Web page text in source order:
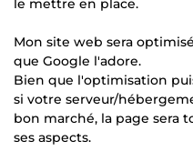
le mettre en place.
Mon site web sera
que Google l'adore.
Bien que l'optimisation
si votre serveur/
bon marché, la page sera
ses aspects.